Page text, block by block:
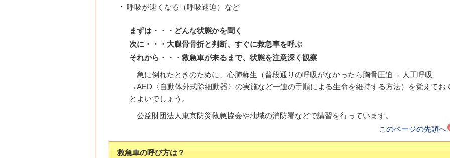
呼吸が速くなる（呼吸速迫）など
まずは・・・どんな状態かを聞く
次に・・・大腿骨骨折と判断、すぐに救急車を呼ぶ
それから・・・救急車が来るまで、状態を注意深く観察
急に倒れたときのために、心肺蘇生（普段通りの呼吸がなかったら胸骨圧迫→ 人工呼吸
→AED〈自動体外式除細動器〉の実施など一連の手順による生命を維持する方法）を覚えてお
とよいでしょう。
公益財団法人東京防災救急協会や地域の消防署などで講習を行っています。
このページの先頭へ
救急車の呼び方は？